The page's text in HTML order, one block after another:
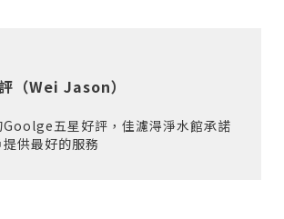
（Wei Jason）
Goolge五星好評，佳濾淂淨水館承諾
供最好的服務